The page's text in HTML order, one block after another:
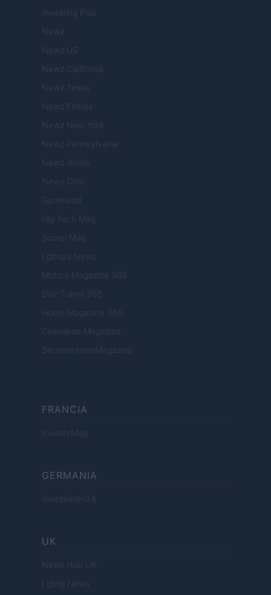
Investing Plus
Newz
Newz US
Newz California
Newz Texas
Newz Florida
Newz New York
Newz Pennsylvania
Newz Illinois
Newz Ohio
Gameland
Hig Tech Mag
Scoop Mag
Lgbtqia News
Motors Magazine 365
Day Travel 365
Home Magazine 365
Cineverse Magazine
SecondHomeMagazine
FRANCIA
InvestirMag
GERMANIA
Investieren24
UK
News Hub UK
Lgbtq News